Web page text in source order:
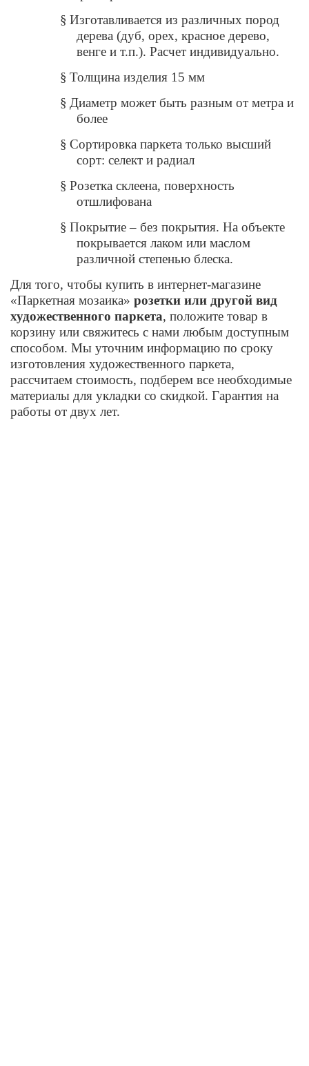
§ Изготавливается из различных пород
дерева (дуб, орех, красное дерево,
венге и т.п.). Расчет индивидуально.
§ Толщина изделия 15 мм
§ Диаметр может быть разным от метра и
более
§ Сортировка паркета только высший
сорт: селект и радиал
§ Розетка склеена, поверхность
отшлифована
§ Покрытие – без покрытия. На объекте
покрывается лаком или маслом
различной степенью блеска.
Для того, чтобы купить в интернет-магазине
«Паркетная мозаика» розетки или другой вид
художественного паркета, положите товар в
корзину или свяжитесь с нами любым доступным
способом. Мы уточним информацию по сроку
изготовления художественного паркета,
рассчитаем стоимость, подберем все необходимые
материалы для укладки со скидкой. Гарантия на
работы от двух лет.